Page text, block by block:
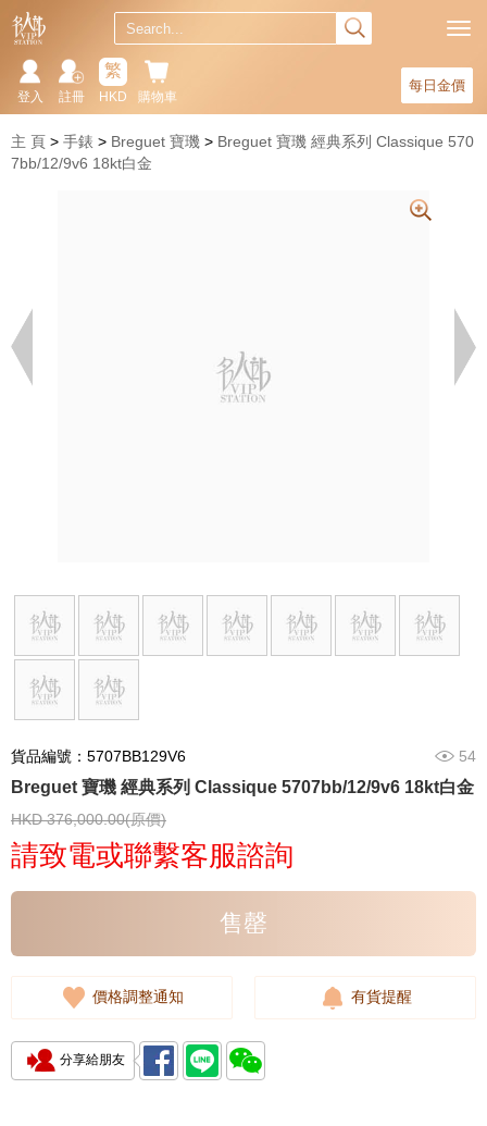
每日金價
購物車
繁
HKD
註冊
登入
主 頁 手錶 Breguet 寶璣
Breguet 寶璣 經典系列 Classique 570
7bb/12/9v6 18kt白金
貨品編號：5707BB129V6 54
Breguet 寶璣 經典系列 Classique 5707bb/12/9v6 18kt白金
HKD 376,000.00(原價)
請致電或聯繫客服諮詢
售罄
價格調整通知 有貨提醒
分享給朋友